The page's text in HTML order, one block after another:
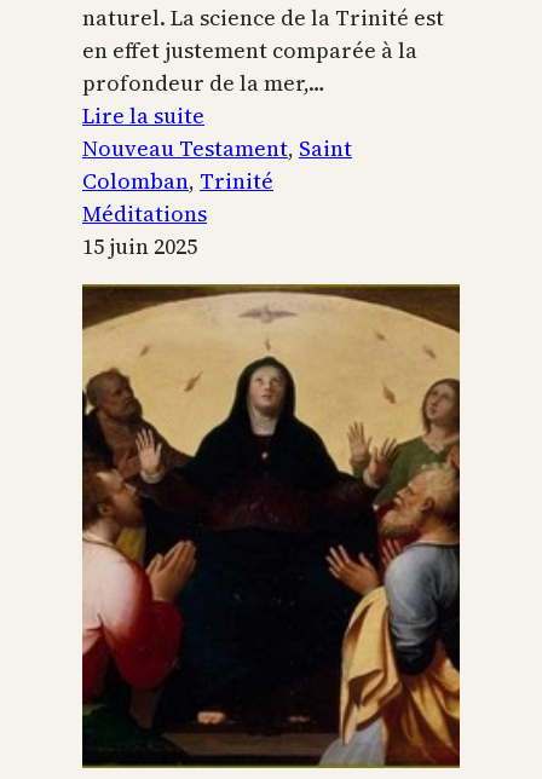
naturel. La science de la Trinité est
en effet justement comparée à la
profondeur de la mer,…
Lire la suite
La
Trinité
se
connaitre
par
les
cœurs
purs
Nouveau Testament, Saint
Colomban, Trinité
Méditations
15 juin 2025